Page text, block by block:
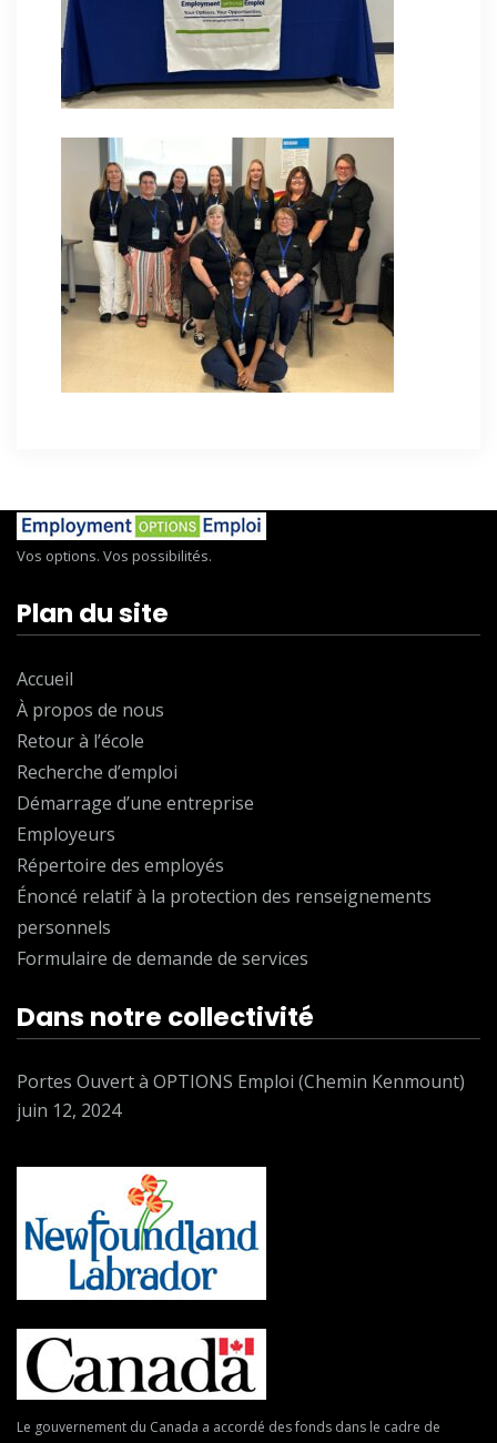
Vos options. Vos possibilités.
Plan du site
Accueil
À propos de nous
Retour à l’école
Recherche d’emploi
Démarrage d’une entreprise
Employeurs
Répertoire des employés
Énoncé relatif à la protection des renseignements
personnels
Formulaire de demande de services
Dans notre collectivité
Portes Ouvert à OPTIONS Emploi (Chemin Kenmount)
juin 12, 2024
Le gouvernement du Canada a accordé des fonds dans le cadre de